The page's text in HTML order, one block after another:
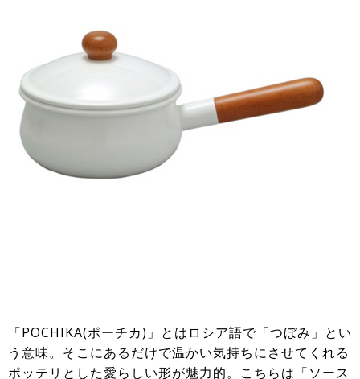
「POCHIKA(ポーチカ)」とはロシア語で「つぼみ」とい
う意味。そこにあるだけで温かい気持ちにさせてくれる
ポッテリとした愛らしい形が魅力的。こちらは「ソース